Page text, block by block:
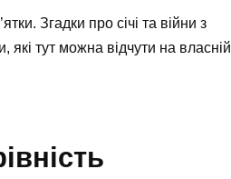
Згадки про січі та війни з
які тут можна відчути на власній